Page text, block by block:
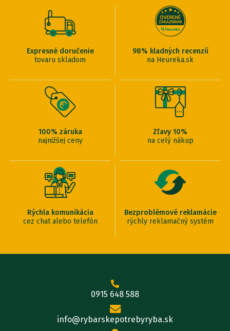
Expresné doručenie
tovaru skladom
98% kladných recenzií
na Heureka.sk
100% záruka
najnižšej ceny
Zľavy 10%
na celý nákup
Rýchla komunikácia
cez chat alebo telefón
Bezproblémové reklamácie
rýchly reklamačný systém
0915 648 588
info@rybarskepotrebyryba.sk